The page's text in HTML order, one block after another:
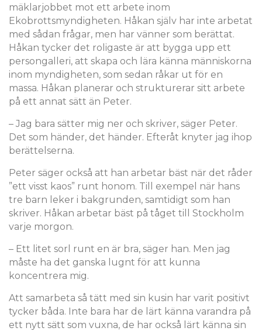
mäklarjobbet mot ett arbete inom
Ekobrottsmyndigheten. Håkan själv har inte arbetat
med sådan frågar, men har vänner som berättat.
Håkan tycker det roligaste är att bygga upp ett
persongalleri, att skapa och lära känna människorna
inom myndigheten, som sedan råkar ut för en
massa. Håkan planerar och strukturerar sitt arbete
på ett annat sätt än Peter.
– Jag bara sätter mig ner och skriver, säger Peter.
Det som händer, det händer. Efteråt knyter jag ihop
berättelserna.
Peter säger också att han arbetar bäst när det råder
”ett visst kaos” runt honom. Till exempel när hans
tre barn leker i bakgrunden, samtidigt som han
skriver. Håkan arbetar bäst på tåget till Stockholm
varje morgon.
– Ett litet sorl runt en är bra, säger han. Men jag
måste ha det ganska lugnt för att kunna
koncentrera mig.
Att samarbeta så tätt med sin kusin har varit positivt
tycker båda. Inte bara har de lärt känna varandra på
ett nytt sätt som vuxna, de har också lärt känna sin